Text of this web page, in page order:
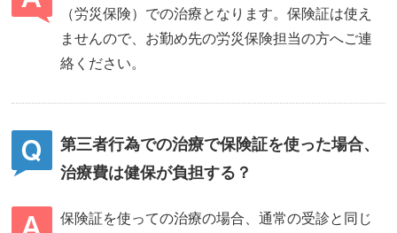
（労災保険）での治療となります。保険証は使え
ませんので、お勤め先の労災保険担当の方へご連
絡ください。
第三者行為での治療で保険証を使った場合、
治療費は健保が負担する？
保険証を使っての治療の場合、通常の受診と同じ